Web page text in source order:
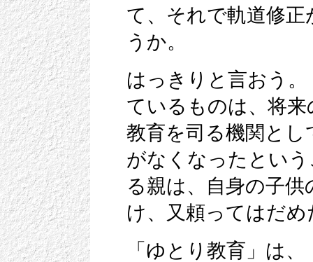
て、それで軌道修
うか。
はっきりと言おう
ているものは、将
教育を司る機関とし
がなくなったとい
る親は、自身の子
け、又頼ってはだめ
「ゆとり教育」は